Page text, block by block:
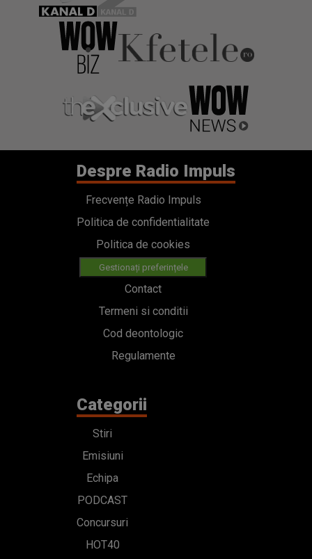
Despre Radio Impuls
Frecvențe Radio Impuls
Politica de confidentialitate
Politica de cookies
Gestionați preferințele
Contact
Termeni si conditii
Cod deontologic
Regulamente
Categorii
Stiri
Emisiuni
Echipa
PODCAST
Concursuri
HOT40